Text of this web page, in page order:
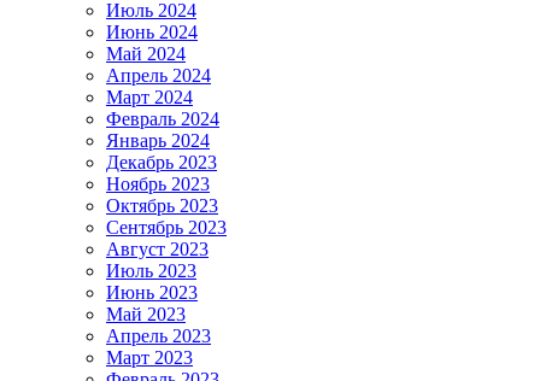
Июль 2024
Июнь 2024
Май 2024
Апрель 2024
Март 2024
Февраль 2024
Январь 2024
Декабрь 2023
Ноябрь 2023
Октябрь 2023
Сентябрь 2023
Август 2023
Июль 2023
Июнь 2023
Май 2023
Апрель 2023
Март 2023